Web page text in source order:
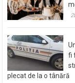
fi
plecat de la o tânără